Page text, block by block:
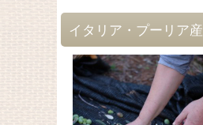
イタリア・プーリア産